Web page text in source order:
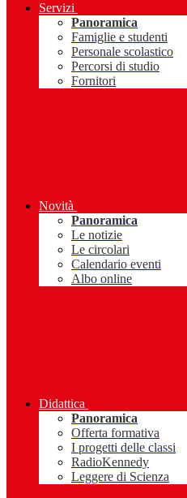
Servizi
Panoramica
Famiglie e studenti
Personale scolastico
Percorsi di studio
Fornitori
Novità
Panoramica
Le notizie
Le circolari
Calendario eventi
Albo online
Didattica
Panoramica
Offerta formativa
I progetti delle classi
RadioKennedy
Leggere di Scienza